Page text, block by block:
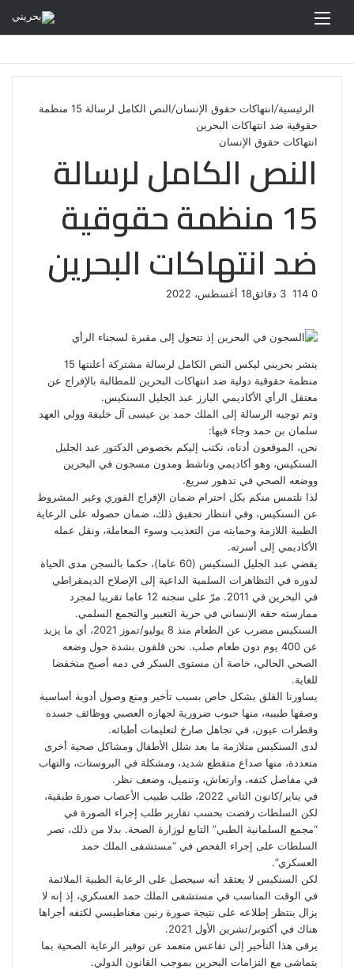
الرئيسية/انتهاكات حقوق الإنسان/
النص الكامل لرسالة 15 منظمة
حقوقية ضد انتهاكات البحرين
انتهاكات حقوق الإنسان
النص الكامل لرسالة
15 منظمة حقوقية
ضد انتهاكات البحرين
18 أغسطس، 2022 0
ي
س
و
ي
ي
ن
ك
u
b
ن
ي
ر
س
ت
e
i
ت
ب
ينشر بحريني ليكس النص الكامل لرسالة مشتركة أعلنتها 15
منظمة حقوقية دولية ضد انتهاكات البحرين للمطالبة بالإفراج عن
معتقل الرأي الأكاديمي البارز عبد الجليل السنكيس.
وتم توجيه الرسالة إلى الملك حمد بن عيسى آل خليفة وولي العهد
سلمان بن حمد وجاء فيها:
نحن، الموقعون أدناه، نكتب إليكم بخصوص الدكتور عبد الجليل
السنكيس، وهو أكاديمي وناشط ومدون مسجون في البحرين
ووضعه الصحي في تدهور سريع.
لذا نلتمس منكم بكل احترام ضمان الإفراج الفوري وغير المشروط
عن السنكيس، وفي انتظار تحقيق ذلك، ضمان حصوله على الرعاية
الطبية اللازمة وحمايته من التعذيب وسوء المعاملة، ونقل عمله
الأكاديمي إلى أسرته.
يقضي عبد الجليل السنكيس (60 عاما)، حكما بالسجن مدى الحياة
لدوره في التظاهرات السلمية الداعية إلى الإصلاح الديمقراطي
في البحرين في 2011. مرّ على سجنه 12 عاما تقريبا لمجرد
ممارسته حقه الإنساني في حرية التعبير والتجمع السلمي.
السنكيس مضرب عن الطعام منذ 8 يوليو/تموز 2021، أي ما يزيد
عن 400 يوم دون طعام صلب. نحن قلقون بشدة حول وضعه
الصحي الحالي، خاصة أن مستوى السكر في دمه أصبح منخفضا
للغاية.
يساورنا القلق بشكل خاص بسبب تأخير ومنع وصول أدوية أساسية
وصفها طبيبه، منها حبوب ضرورية لجهازه العصبي ووظائف جسده
وقطرات عيون، في تجاهل صارخ لتعليمات أطبائه.
لدى السنكيس متلازمة ما بعد شلل الأطفال ومشاكل صحية أخرى
متعددة، منها صداع متقطع شديد، ومشكلة في البروستات، والتهاب
في مفاصل كتفه، وارتعاش، وتنميل، وضعف نظر.
في يناير/كانون الثاني 2022، طلب طبيب الأعصاب صورة طبقية،
لكن السلطات رفضت بحسب تقارير طلب إجراء الصورة في
“مجمع السلمانية الطبي” التابع لوزارة الصحة. بدلا من ذلك، تصر
السلطات على إجراء الفحص في “مستشفى الملك حمد
العسكري”.
لكن السنكيس لا يعتقد أنه سيحصل على الرعاية الطبية الملائمة
في الوقت المناسب في مستشفى الملك حمد العسكري، إذ إنه لا
يزال ينتظر إطلاعه على نتيجة صورة رنين مغناطيسي لكتفه أجراها
هناك في أكتوبر/تشرين الأول 2021.
يرقى هذا التأخير إلى تقاعس متعمد عن توفير الرعاية الصحية بما
يتماشى مع التزامات البحرين بموجب القانون الدولي.